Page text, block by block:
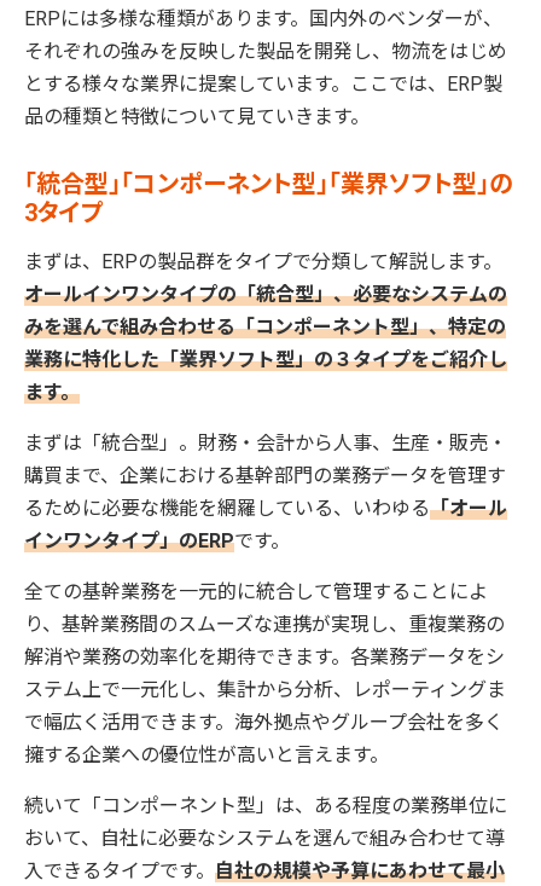
ERPには多様な種類があります。国内外のベンダーが、
それぞれの強みを反映した製品を開発し、物流をはじめ
とする様々な業界に提案しています。ここでは、ERP製
品の種類と特徴について見ていきます。
「統合型」「コンポーネント型」「業界ソフト型」の
3タイプ
まずは、ERPの製品群をタイプで分類して解説します。
オールインワンタイプの「統合型」、必要なシステムの
みを選んで組み合わせる「コンポーネント型」、特定の
業務に特化した「業界ソフト型」の３タイプをご紹介し
ます。
まずは「統合型」。財務・会計から人事、生産・販売・
購買まで、企業における基幹部門の業務データを管理す
るために必要な機能を網羅している、いわゆる「オール
インワンタイプ」のERPです。
全ての基幹業務を一元的に統合して管理することによ
り、基幹業務間のスムーズな連携が実現し、重複業務の
解消や業務の効率化を期待できます。各業務データをシ
ステム上で一元化し、集計から分析、レポーティングま
で幅広く活用できます。海外拠点やグループ会社を多く
擁する企業への優位性が高いと言えます。
続いて「コンポーネント型」は、ある程度の業務単位に
おいて、自社に必要なシステムを選んで組み合わせて導
入できるタイプです。 自社の規模や予算にあわせて最小